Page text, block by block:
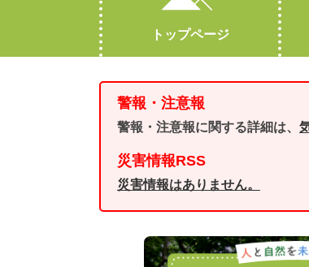
トップページ
妊娠・出産
高齢・介護
おくや
産業情報
林業・有害鳥獣対策
オープンデータ
町勢要覧
警報・注意報
警報・注意報に関する詳細は、
災害情報RSS
災害情報はありません。